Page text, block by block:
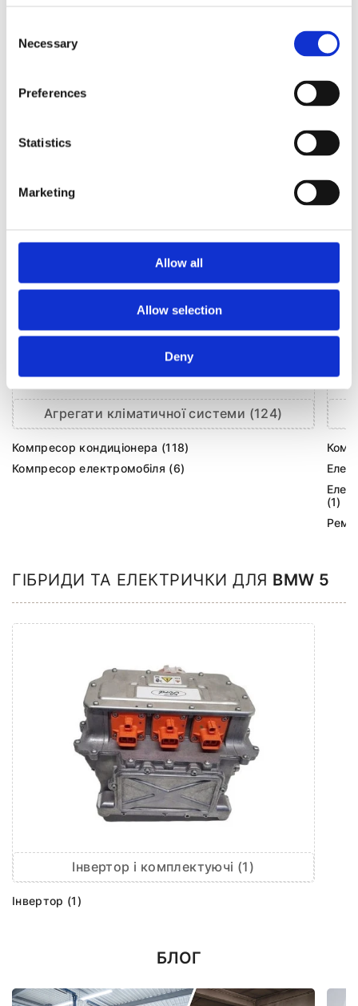
Selection
Necessary
Preferences
Statistics
Marketing
Allow all
Allow selection
Deny
Агрегати кліматичної системи (124)
Компресор кондиціонера (118)
Компресор електромобіля (6)
(1)
ГІБРИДИ ТА ЕЛЕКТРИЧКИ ДЛЯ BMW 5
Інвертор і комплектуючі (1)
Інвертор (1)
БЛОГ